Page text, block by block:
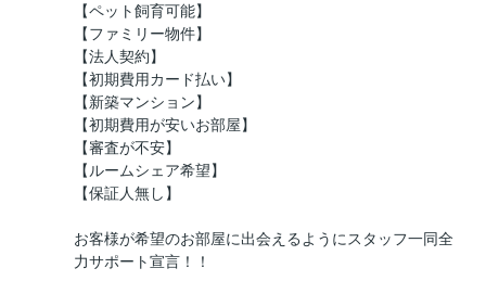
【ペット飼育可能】
【ファミリー物件】
【法人契約】
【初期費用カード払い】
【新築マンション】
【初期費用が安いお部屋】
【審査が不安】
【ルームシェア希望】
【保証人無し】
お客様が希望のお部屋に出会えるようにスタッフ一同全
力サポート宣言！！